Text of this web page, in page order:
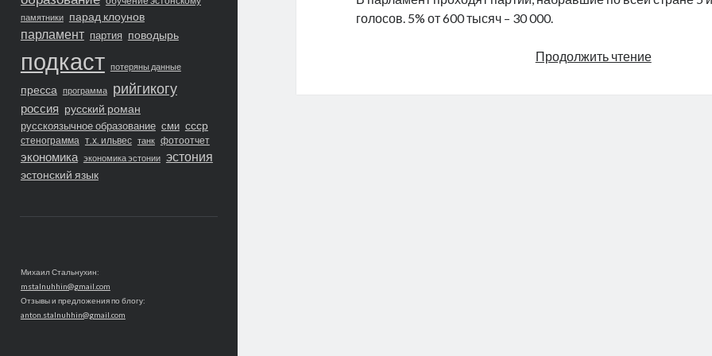
памятники парад клоунов
парламент партия поводырь
подкаст потеряны данные
пресса программа рийгикогу
россия русский роман
русскоязычное образование сми ссср
стенограмма т.х. ильвес танк фотоотчет
экономика экономика эстонии эстония
эстонский язык
Михаил Стальнухин:
mstalnuhhin@gmail.com
Отзывы и предложения по блогу:
anton.stalnuhhin@gmail.com
голосов. 5% от 600 тысяч – 30 000.
Продолжить чтениеКак